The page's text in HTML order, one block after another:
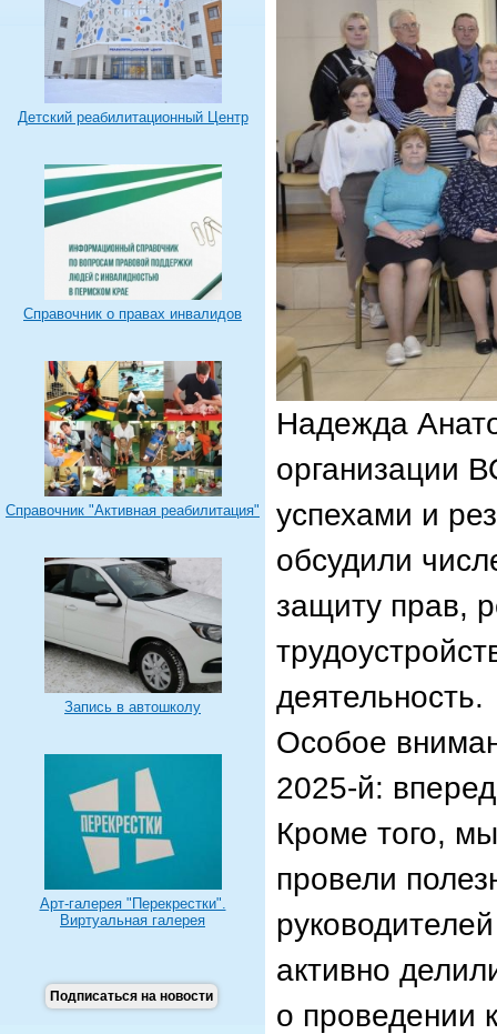
Детский реабилитационный Центр
Справочник о правах инвалидов
Справочник "Активная реабилитация"
Запись в автошколу
Арт-галерея "Перекрестки".
Виртуальная галерея
Подписаться на новости
Надежда
организации
успехами и
обсудили
защиту прав,
деятельность.
Особое
2025-й:
Кроме того,
провели
активно
о проведении